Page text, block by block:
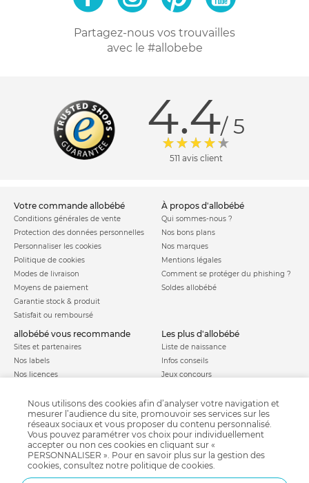
Partagez-nous vos trouvailles
avec le #allobebe
4.4/ 5
511 avis client
votre commande allobébé
Conditions générales de vente
Protection des données personnelles
Personnaliser les cookies
Politique de cookies
Modes de livraison
Moyens de paiement
Garantie stock & produit
Satisfait ou remboursé
à propos d'allobébé
Qui sommes-nous ?
Nos bons plans
Nos marques
Mentions légales
Comment se protéger du phishing ?
Soldes allobébé
allobébé vous recommande
Sites et partenaires
Nos labels
Nos licences
les plus d'allobébé
Liste de naissance
Infos conseils
Jeux concours
Parrainage
Paiement sécurisé
Charte qualité
Nous utilisons des cookies afin d’analyser votre navigation et
mesurer l’audience du site, promouvoir ses services sur les
réseaux sociaux et vous proposer du contenu personnalisé.
Vous pouvez paramétrer vos choix pour individuellement
accepter ou non ces cookies en cliquant sur «
PERSONNALISER ». Pour en savoir plus sur la gestion des
cookies, consultez notre politique de cookies.